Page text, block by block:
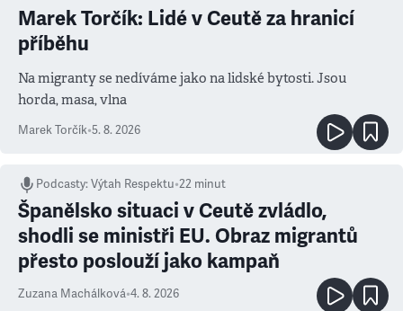
Marek Torčík: Lidé v Ceutě za hranicí
příběhu
Na migranty se nedíváme jako na lidské bytosti. Jsou
horda, masa, vlna
Marek Torčík•5. 8. 2026
Podcasty:Výtah Respektu•22 minut
Španělsko situaci v Ceutě zvládlo,
shodli se ministři EU. Obraz migrantů
přesto poslouží jako kampaň
Zuzana Machálková•4. 8. 2026